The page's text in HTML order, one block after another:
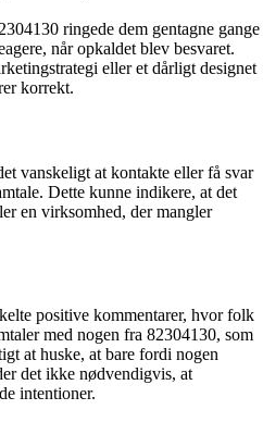
ringede dem gentagne gange
når opkaldet blev besvaret.
eller et dårligt designet
korrekt.
vanskeligt at kontakte eller få svar
Dette kunne indikere, at det
en virksomhed, der mangler
positive kommentarer, hvor folk
med nogen fra 82304130, som
at huske, at bare fordi nogen
det ikke nødvendigvis, at
intentioner.